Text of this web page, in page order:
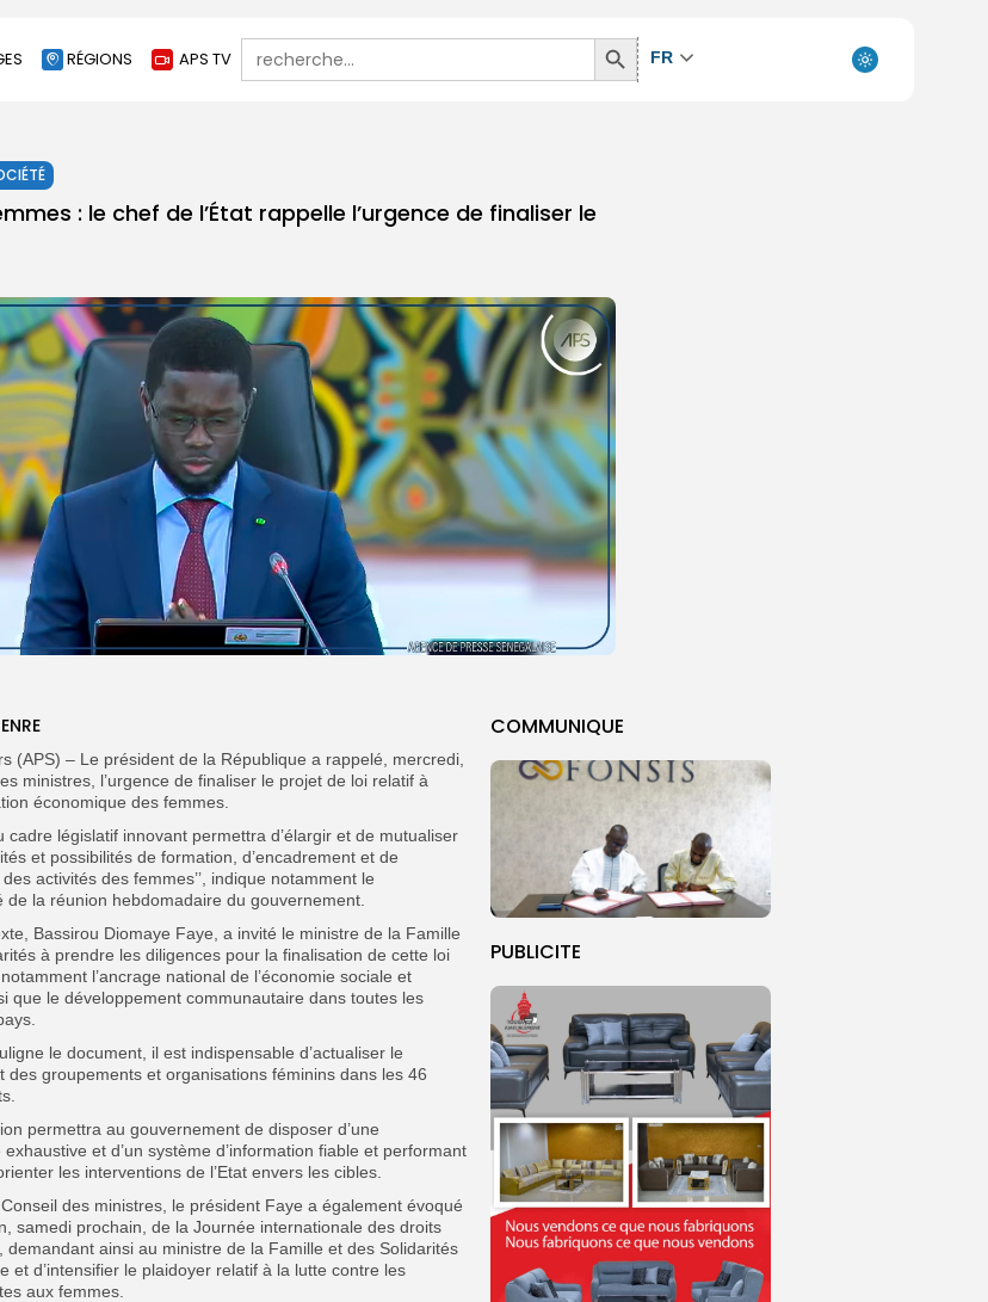
RÉGIONS APS TV
Search
for:
Search
Button
FR
: le chef de l’État rappelle l’urgence de finaliser le
COMMUNIQUE
PUBLICITE
(APS) – Le président de la République a rappelé, mercredi,
ministres, l’urgence de finaliser le projet de loi relatif à
économique des femmes.
cadre législatif innovant permettra d’élargir et de mutualiser
et possibilités de formation, d’encadrement et de
activités des femmes’’, indique notamment le
de la réunion hebdomadaire du gouvernement.
Bassirou Diomaye Faye, a invité le ministre de la Famille
à prendre les diligences pour la finalisation de cette loi
l’ancrage national de l’économie sociale et
que le développement communautaire dans toutes les
le document, il est indispensable d’actualiser le
des groupements et organisations féminins dans les 46
permettra au gouvernement de disposer d’une
et d’un système d’information fiable et performant
les interventions de l’Etat envers les cibles.
des ministres, le président Faye a également évoqué
samedi prochain, de la Journée internationale des droits
demandant ainsi au ministre de la Famille et des Solidarités
et d’intensifier le plaidoyer relatif à la lutte contre les
aux femmes.